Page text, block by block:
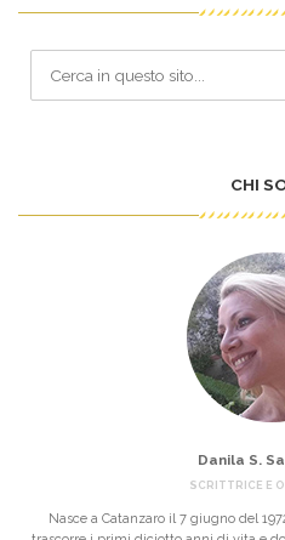
CHI
Danila S.
SCRITTRICE E
Nasce a Catanzaro il 7 giugno del